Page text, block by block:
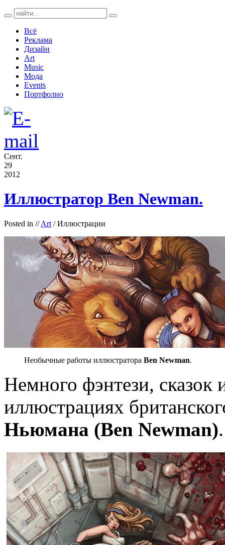
Всё
Реклама
Дизайн
Art
Music
Мода
Events
Портфолио
Сент.
29
2012
Иллюстратор Ben Newman.
Posted in //Art / Иллюстрации
Необычные работы иллюстратора Ben Newman.
Немного фэнтези, сказок
иллюстрациях
Ньюмана (Ben Newman).